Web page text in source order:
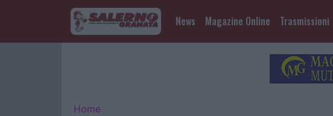
News Magazine Online Trasmissioni
Home